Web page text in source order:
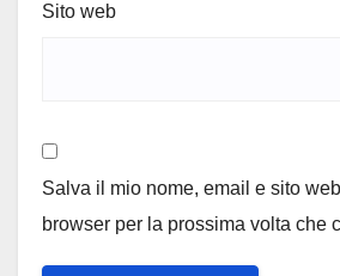
Sito web
Salva il mio nome, email e sito
browser per la prossima volta che